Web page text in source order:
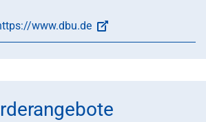
www.dbu.de